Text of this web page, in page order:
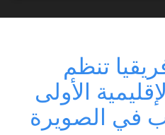
تنظم
الأولى
في الصويرة